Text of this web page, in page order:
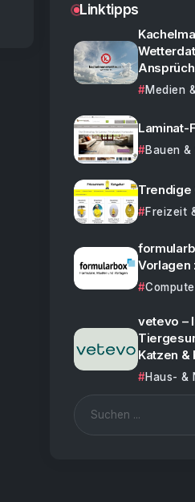
Linktipps
Medien
Laminat-
Bauen
Trendige
Freizeit
Vorlagen
vetevo –
Katzen &
Haus- &